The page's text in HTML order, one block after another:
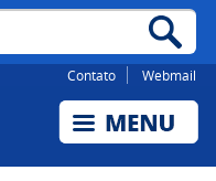
Contato Webmail